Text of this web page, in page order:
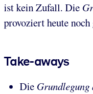
ist kein Zufall. Die
provoziert heute
Take-aways
Die